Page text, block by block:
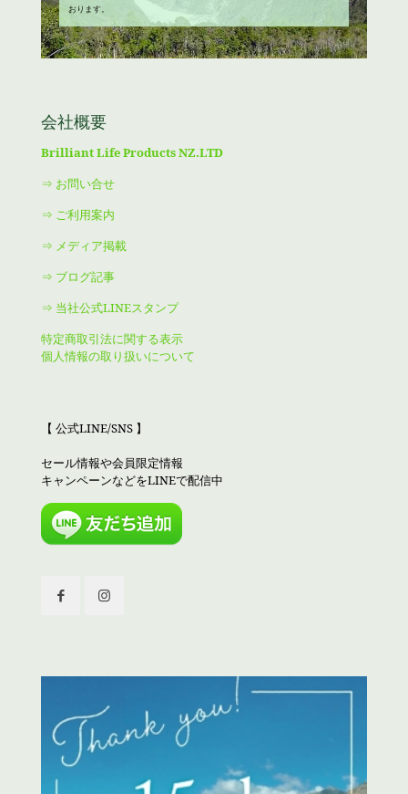
おります。
会社概要
Brilliant Life Products NZ.LTD
⇒ お問い合せ
⇒ ご利用案内
⇒ メディア掲載
⇒ ブログ記事
⇒ 当社公式LINEスタンプ
特定商取引法に関する表示
個人情報の取り扱いについて
【 公式LINE/SNS 】
セール情報や会員限定情報
キャンペーンなどをLINEで配信中